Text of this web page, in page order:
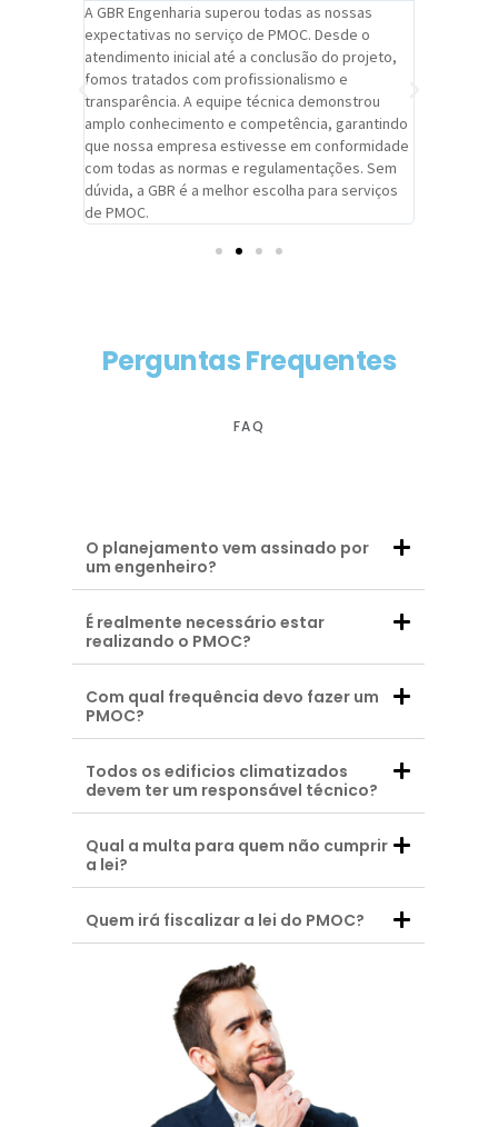
A GBR Engenharia superou todas as nossas
expectativas no serviço de PMOC. Desde o
atendimento inicial até a conclusão do projeto,
fomos tratados com profissionalismo e
transparência. A equipe técnica demonstrou
amplo conhecimento e competência, garantindo
que nossa empresa estivesse em conformidade
com todas as normas e regulamentações. Sem
dúvida, a GBR é a melhor escolha para serviços
de PMOC.
Perguntas Frequentes
FAQ
O planejamento vem assinado por
um engenheiro?
É realmente necessário estar
realizando o PMOC?
Com qual frequência devo fazer um
PMOC?
Todos os edificios climatizados
devem ter um responsável técnico?
Qual a multa para quem não cumprir
a lei?
Quem irá fiscalizar a lei do PMOC?